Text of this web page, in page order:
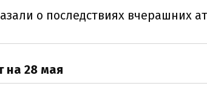
о последствиях вчерашних
на 28 мая